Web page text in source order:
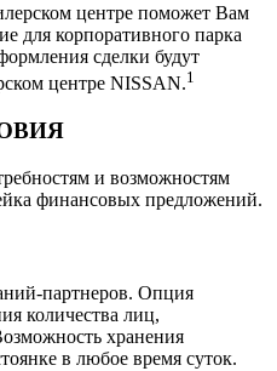
центре поможет Вам
для корпоративного парка
сделки будут
центре NISSAN.1
и возможностям
финансовых предложений.
партнеров. Опция
количества лиц,
хранения
в любое время суток.